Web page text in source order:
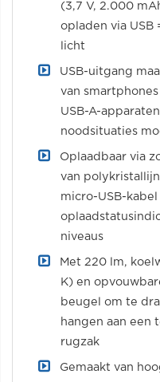
(3,7 V, 2.000
opladen via USB
licht
USB-uitgang
van
USB-A-
noodsituaties
Oplaadbaar via
van
micro-USB-
niveaus
Met 220 lm,
K) en
beugel om te
hangen aan een
rugzak
Gemaakt van